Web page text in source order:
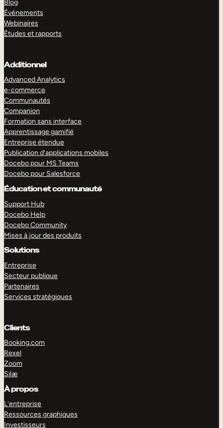
Blog
Événements
Webinaires
Études et rapports
Additionnel
Advanced Analytics
e-commerce
Communautés
Companion
Formation sans interface
Apprentissage gamifié
Entreprise étendue
Publication d’applications mobiles
Docebo pour MS Teams
Docebo pour Salesforce
Éducation et communauté
Support Hub
Docebo Help
Docebo Community
Mises à jour des produits
Solutions
Entreprise
Secteur publique
Partenaires
Services stratégiques
Clients
Booking.com
Rexel
Zoom
Silæ
À propos
L’entreprise
Ressources graphiques
Investisseurs